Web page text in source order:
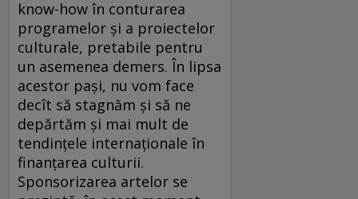
know-how în conturarea
programelor şi a proiectelor
culturale, pretabile pentru
un asemenea demers. În lipsa
acestor paşi, nu vom face
decît să stagnăm şi să ne
depărtăm şi mai mult de
tendinţele internaţionale în
finanţarea culturii.
Sponsorizarea artelor se